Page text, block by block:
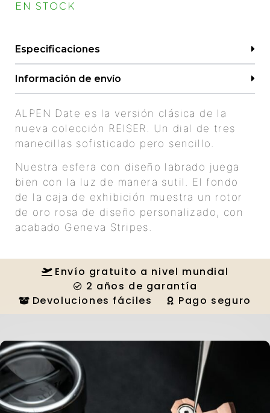
EN STOCK
Especificaciones
Información de envío
ALPEN Date es la versión clásica de la
nueva colección REISER. Un dial de tres
manecillas sofisticado pero sencillo.
Nuestra esfera con diseño labrado juega
bien con la luz de manera sutil. El fondo
de la caja de exhibición muestra un rotor
de oro rosa de diseño personalizado, con
acabado Geneva Stripes.
Envío gratuito a nivel mundial
2 años de garantía
Devoluciones fáciles
Pago seguro